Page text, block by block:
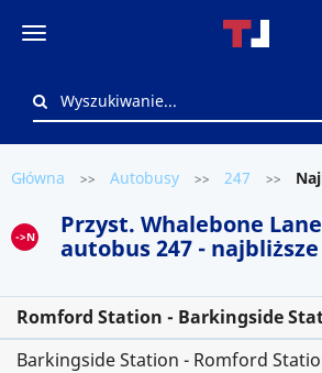
Główna >> Autobusy >> 247 >>
->N
Przyst. Whalebone
autobus 247 -
Romford Station - Barkingside
Barkingside Station - Romford